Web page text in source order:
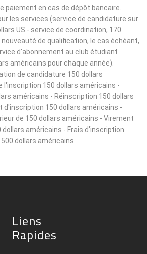
paiement en cas de dépôt bancaire.
les services (service de candidature sur
US - service de coordination, 170
nouveauté de qualification, le cas échéant,
d'abonnement au club étudiant
américains pour chaque année).
de candidature 150 dollars
l'inscription 150 dollars américains -
américains - Réinscription 150 dollars
d'inscription 150 dollars américains -
de 150 dollars américains - Virement
dollars américains - Frais d'inscription
dollars américains.
Liens
Rapides